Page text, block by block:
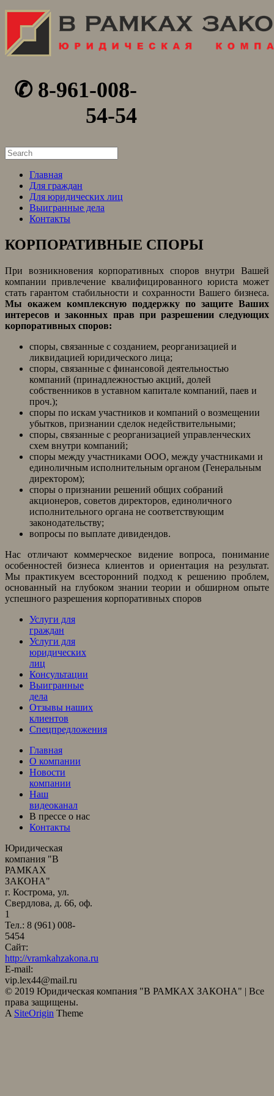
✆ 8-961-008-
54-54
Search
for:
Главная
Для граждан
Для юридических лиц
Выигранные дела
Контакты
КОРПОРАТИВНЫЕ СПОРЫ
При возникновения корпоративных споров внутри Вашей
компании привлечение квалифицированного юриста может
стать гарантом стабильности и сохранности Вашего бизнеса.
Мы окажем комплексную поддержку по защите Ваших
интересов и законных прав при разрешении следующих
корпоративных споров:
споры, связанные с созданием, реорганизацией и
ликвидацией юридического лица;
споры, связанные с финансовой деятельностью
компаний (принадлежностью акций, долей
собственников в уставном капитале компаний, паев и
проч.);
споры по искам участников и компаний о возмещении
убытков, признании сделок недействительными;
споры, связанные с реорганизацией управленческих
схем внутри компаний;
споры между участниками ООО, между участниками и
единоличным исполнительным органом (Генеральным
директором);
споры о признании решений общих собраний
акционеров, советов директоров, единоличного
исполнительного органа не соответствующим
законодательству;
вопросы по выплате дивидендов.
Нас отличают коммерческое видение вопроса, понимание
особенностей бизнеса клиентов и ориентация на результат.
Мы практикуем всесторонний подход к решению проблем,
основанный на глубоком знании теории и обширном опыте
успешного разрешения корпоративных споров
Услуги для
граждан
Услуги для
юридических
лиц
Консультации
Выигранные
дела
Отзывы наших
клиентов
Спецпредложения
Главная
О компании
Новости
компании
Наш
видеоканал
В прессе о нас
Контакты
Юридическая
компания "В
РАМКАХ
ЗАКОНА"
г. Кострома, ул.
Свердлова, д. 66, оф.
1
Тел.: 8 (961) 008-
5454
Сайт:
http://vramkahzakona.ru
E-mail:
vip.lex44@mail.ru
© 2019 Юридическая компания "В РАМКАХ ЗАКОНА" | Все
права защищены.
A SiteOrigin Theme